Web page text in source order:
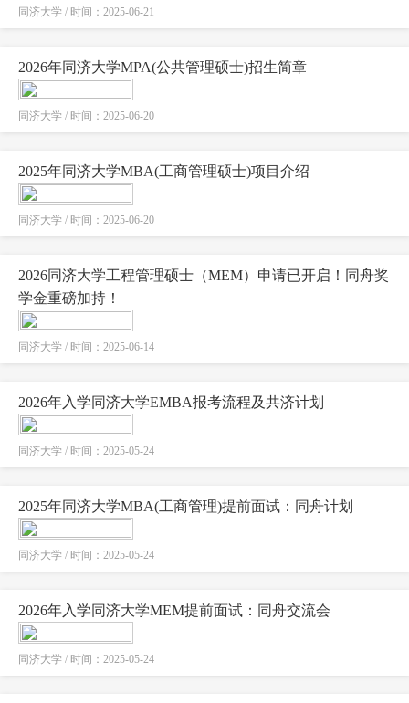
同济大学 / 时间：2025-06-21
2026年同济大学MPA(公共管理硕士)招生简章
同济大学 / 时间：2025-06-20
2025年同济大学MBA(工商管理硕士)项目介绍
同济大学 / 时间：2025-06-20
2026同济大学工程管理硕士（MEM）申请已开启！同舟奖
学金重磅加持！
同济大学 / 时间：2025-06-14
2026年入学同济大学EMBA报考流程及共济计划
同济大学 / 时间：2025-05-24
2025年同济大学MBA(工商管理)提前面试：同舟计划
同济大学 / 时间：2025-05-24
2026年入学同济大学MEM提前面试：同舟交流会
同济大学 / 时间：2025-05-24